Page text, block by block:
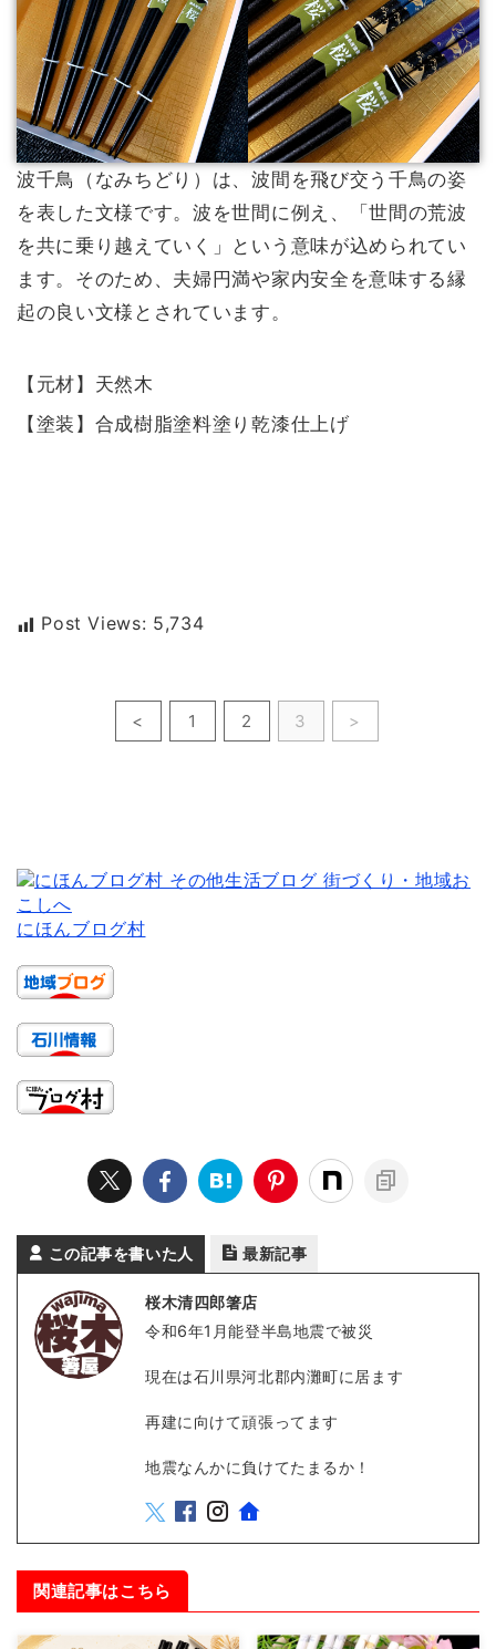
波千鳥（なみちどり）は、波間を飛び交う千鳥の姿
を表した文様です。波を世間に例え、「世間の荒波
を共に乗り越えていく」という意味が込められてい
ます。そのため、夫婦円満や家内安全を意味する縁
起の良い文様とされています。
【元材】天然木
【塗装】合成樹脂塗料塗り乾漆仕上げ
Post Views: 5,734
< 1 2 3 >
にほんブログ村
この記事を書いた人 最新記事
桜木清四郎箸店
令和6年1月能登半島地震で被災
現在は石川県河北郡内灘町に居ます
再建に向けて頑張ってます
地震なんかに負けてたまるか！
関連記事はこちら